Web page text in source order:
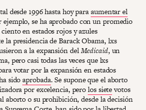
desde 1996 hasta hoy paraaumentar el
ejemplo, se ha aprobado con un promedio
en estados rojos y azules
la presidencia de Barack Obama, lxs
a la expansión delMedicaid, un
pero casi todas las veces que lxs
votar por la expansión en estados
sidoaprobada. Se supone que el aborto
por excelencia, perolos sietevotos
aborto o su prohibición, desde la decisión